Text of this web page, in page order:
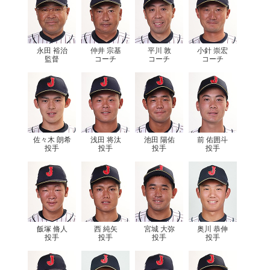
永田 裕治
監督
仲井 宗基
コーチ
平川 敦
コーチ
小針 崇宏
コーチ
佐々木 朗希
投手
浅田 将汰
投手
池田 陽佑
投手
前 佑囲斗
投手
飯塚 脩人
投手
西 純矢
投手
宮城 大弥
投手
奥川 恭伸
投手